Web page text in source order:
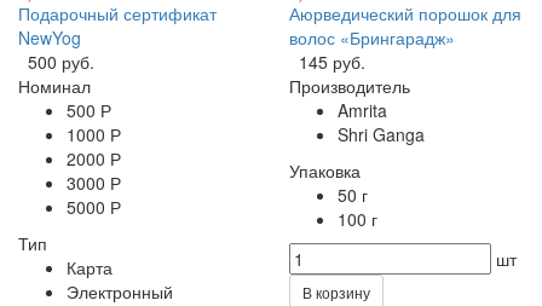
Подарочный сертификат
NewYog
500 руб.
Номинал
500 Р
1000 Р
2000 Р
3000 Р
5000 Р
Тип
Карта
Электронный
Аюрведический порошок для
волос «Брингарадж»
145 руб.
Производитель
Amrita
Shri Ganga
Упаковка
50 г
100 г
шт
В корзину